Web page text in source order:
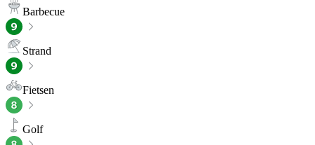
Barbecue
Strand
Fietsen
Golf